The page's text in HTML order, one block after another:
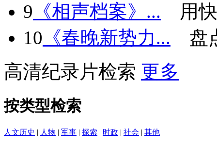
9 《相声档案》...
用
10 《春晚新势力...
盘
高清纪录片检索 更多
按类型检索
人文历史 | 人物 | 军事 | 探索 | 时政 | 社会 | 其他